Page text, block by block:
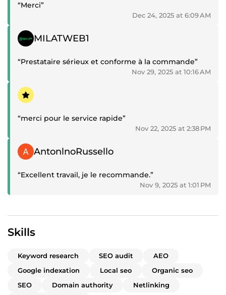
“Merci”
Dec 24, 2025 at 6:09 AM
Positive review
MILATWEB1
“Prestataire sérieux et conforme à la commande”
Nov 29, 2025 at 10:16 AM
Positive review
“merci pour le service rapide”
Nov 22, 2025 at 2:38 PM
Positive review
AntonlnoRussello
“Excellent travail, je le recommande.”
Nov 9, 2025 at 1:01 PM
Skills
Keyword research SEO audit
AEO
Google indexation
Local seo
Organic seo
SEO
Domain authority
Netlinking